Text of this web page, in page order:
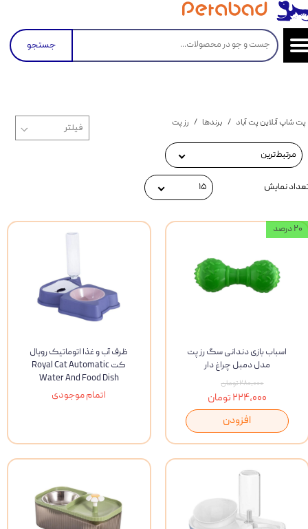
جستجو
پت شاپ آنلاین پت آباد برندها رز پت
مرتبط‌ترین
نمایش ۱۵
اسباب بازی دندانی سگ رز پت
مدل دمبل چراغ دار
۲۸۰,۰۰۰ تومان
۲۲۴,۰۰۰ تومان
افزودن
۲۰ درصد
ظرف آب و غذا اتوماتیک رویال
کت Royal Cat Automatic
Water And Food Dish
اتمام موجودی